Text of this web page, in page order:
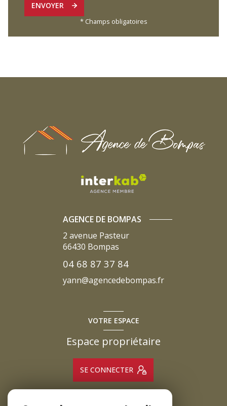
ENVOYER
* Champs obligatoires
AGENCE DE BOMPAS
2 avenue Pasteur
66430 Bompas
04 68 87 37 84
yann@agencedebompas.fr
VOTRE ESPACE
Espace propriétaire
SE CONNECTER